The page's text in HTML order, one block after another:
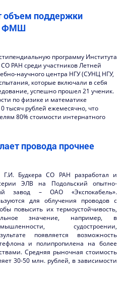
объем поддержки
ФМШ
программу Института
РАН среди участников Летней
научного центра НГУ (СУНЦ НГУ,
которые включали в себя
успешно прошел 21 ученик.
по физике и математике
тысяч рублей ежемесячно, что
80% стоимости интернатного
провода прочнее
Будкера СО РАН разработал и
ЭЛВ на Подольский опытно-
завод – ОАО «Экспокабель».
для облучения проводов с
повысить их термоустойчивость,
значение, например, в
судостроении,
появляется возможность
и полипропилена на более
Средняя рыночная стоимость
30-50 млн. рублей, в зависимости